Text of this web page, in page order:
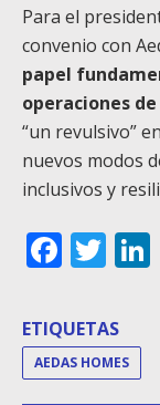
Para el
convenio con
papel
operaciones
“un revulsivo”
nuevos modos
inclusivos y
ETIQUETAS
AEDAS HOMES